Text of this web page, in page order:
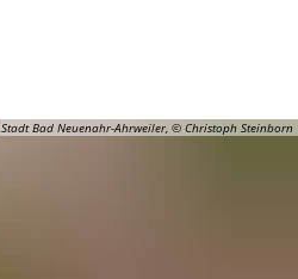
Stadt Bad Neuenahr-Ahrweiler, © Christoph Steinborn